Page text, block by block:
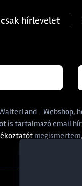
hírlevelet
-
is tartalmazó email